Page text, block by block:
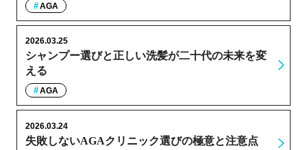
AGA
シャンプー選びと正しい洗髪が二十代の未来を変
える
2026.03.25
AGA
失敗しないAGAクリニック選びの極意と注意点
2026.03.24